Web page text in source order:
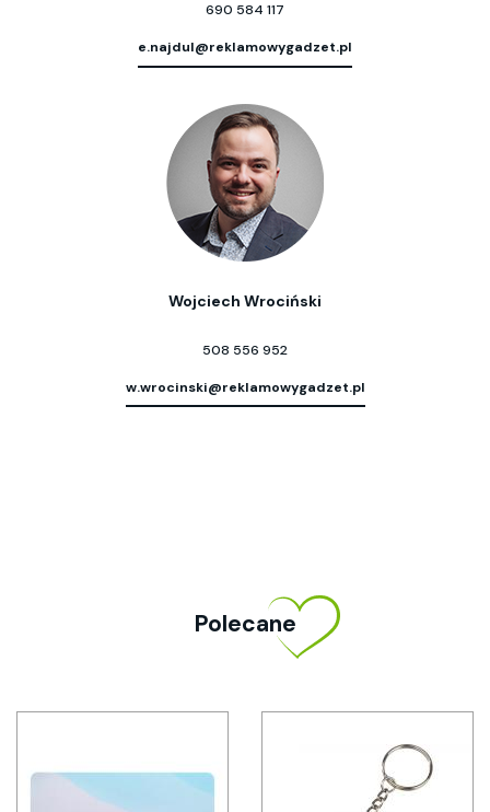
690 584 117
e.najdul@reklamowygadzet.pl
Wojciech Wrociński
508 556 952
w.wrocinski@reklamowygadzet.pl
Polecane